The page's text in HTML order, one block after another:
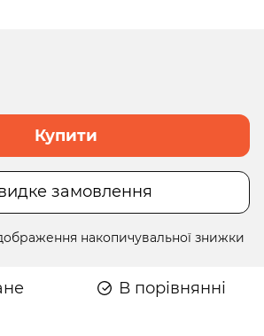
Купити
замовлення
накопичувальної знижки
В порівнянні